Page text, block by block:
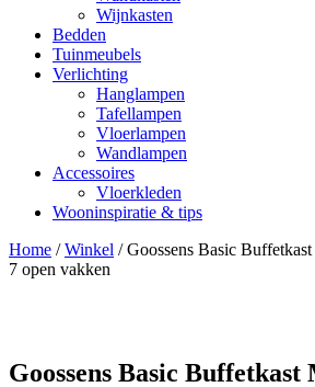
Wijnkasten
Bedden
Tuinmeubels
Verlichting
Hanglampen
Tafellampen
Vloerlampen
Wandlampen
Accessoires
Vloerkleden
Wooninspiratie & tips
Home /Winkel /Goossens Basic
7 open vakken
Goossens Basic